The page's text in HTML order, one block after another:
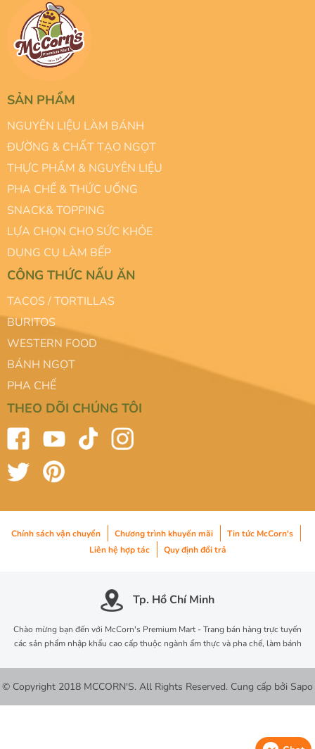
SẢN PHẨM
NGUYÊN LIỆU LÀM BÁNH
ĐƯỜNG & CHẤT TẠO NGỌT
THỰC PHẨM & NGUYÊN LIỆU
PHA CHẾ & THỨC UỐNG
SNACK& TOPPING
LỰA CHỌN CHO SỨC KHỎE
DỤNG CỤ LÀM BẾP
CÔNG THỨC NẤU ĂN
TACOS / TORTILLAS
BURITOS
WESTERN FOOD
BÁNH NGỌT
PHA CHẾ
THEO DÕI CHÚNG TÔI
Chính sách vận chuyển Chương trình khuyến mãi
Tin tức McCorn's
Liên hệ hợp tác
Quy định đổi trả
Tp. Hồ Chí Minh
Chào mừng bạn đến với McCorn's Premium Mart - Trang bán hàng trực tuyến
các sản phẩm nhập khẩu cao cấp thuộc ngành ẩm thực và pha chế, làm bánh
© Copyright 2018 MCCORN'S. All Rights Reserved. Cung cấp bởi Sapo